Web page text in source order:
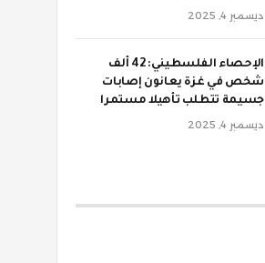
ديسمبر 4, 2025
الإحصاء الفلسطيني: 42 ألف
شخص في غزة يعانون إصابات
جسيمة تتطلب تأهيلا مستمرا
ديسمبر 4, 2025